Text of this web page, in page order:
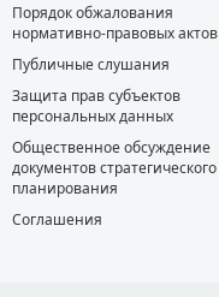
Порядок обжалования
нормативно-правовых актов
Публичные слушания
Защита прав субъектов
персональных данных
Общественное обсуждение
документов стратегического
планирования
Соглашения